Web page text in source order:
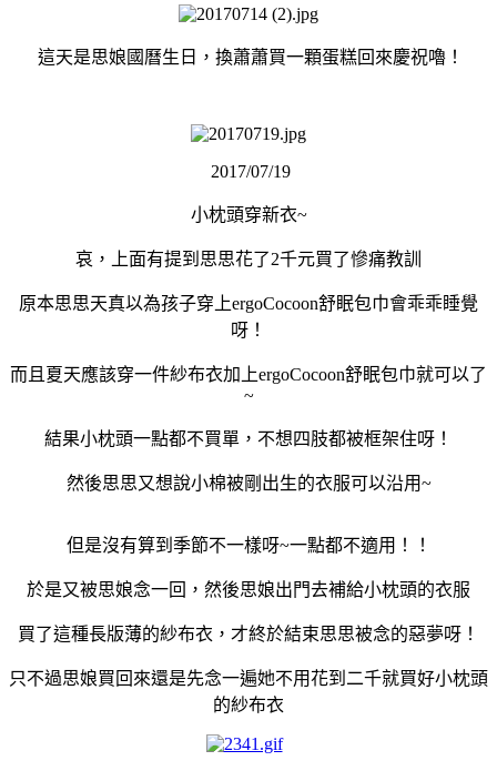
這天是思娘國曆生日，換蕭蕭買一顆蛋糕回來慶祝嚕！
2017/07/19
小枕頭穿新衣~
哀，上面有提到思思花了2千元買了慘痛教訓
原本思思天真以為孩子穿上ergoCocoon舒眠包巾會乖乖睡覺
呀！
而且夏天應該穿一件紗布衣加上ergoCocoon舒眠包巾就可以了
~
結果小枕頭一點都不買單，不想四肢都被框架住呀！
然後思思又想說小棉被剛出生的衣服可以沿用~
但是沒有算到季節不一樣呀~一點都不適用！！
於是又被思娘念一回，然後思娘出門去補給小枕頭的衣服
買了這種長版薄的紗布衣，才終於結束思思被念的惡夢呀！
只不過思娘買回來還是先念一遍她不用花到二千就買好小枕頭
的紗布衣